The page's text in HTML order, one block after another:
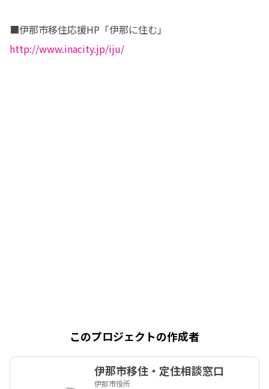
■伊那市移住応援HP「伊那に住む」
http://www.inacity.jp/iju/
このプロジェクトの作成者
伊那市移住・定住相談窓口
伊那市役所